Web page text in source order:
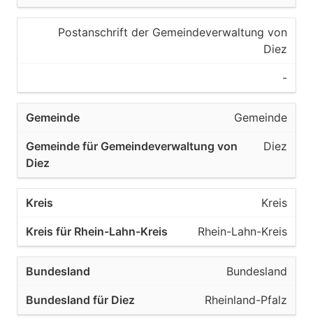
Postanschrift der Gemeindeverwaltung von
Diez
-
Gemeinde
Diez
Kreis
Rhein-Lahn-Kreis
Bundesland
Rheinland-Pfalz